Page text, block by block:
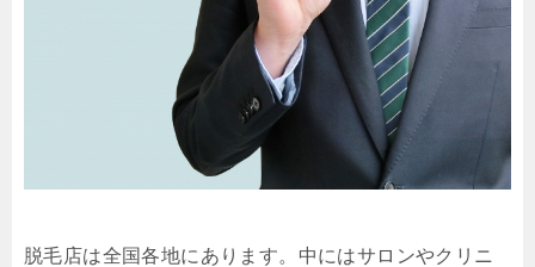
脱毛店は全国各地にあります。中にはサロンやクリニ